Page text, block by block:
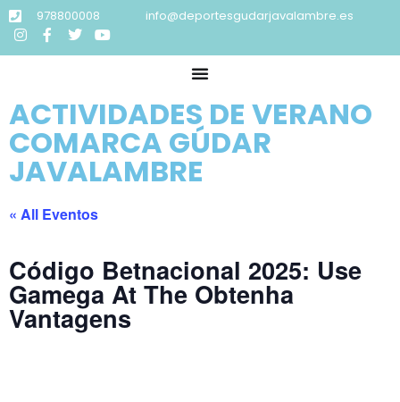
978800008 info@deportesgudarjavalambre.es
ACTIVIDADES DE VERANO
COMARCA GÚDAR
JAVALAMBRE
« All Eventos
Código Betnacional 2025: Use
Gamega At The Obtenha
Vantagens